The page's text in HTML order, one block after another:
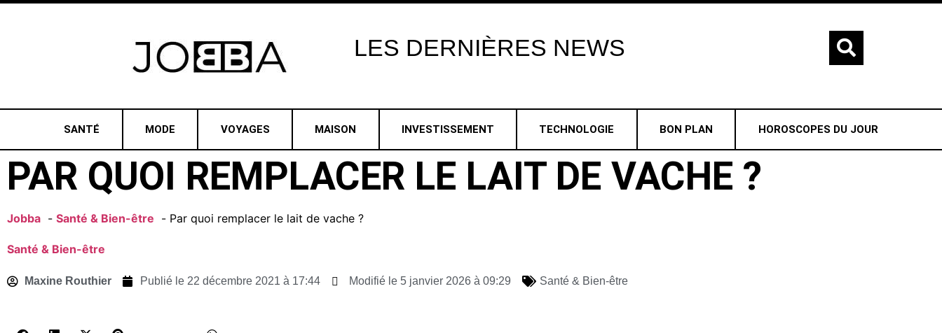
LES DERNIÈRES NEWS
SANTÉ MODE VOYAGES MAISON INVESTISSEMENT TECHNOLOGIE BON PLAN HOROSCOPES DU JOUR
PAR QUOI REMPLACER LE LAIT DE VACHE ?
Jobba Santé & Bien-être Par quoi remplacer le lait de vache ?
Santé & Bien-être
Maxine Routhier Publié le 22 décembre 2021 à 17:44 Modifié le 5 janvier 2026 à 09:29 Santé & Bien-être